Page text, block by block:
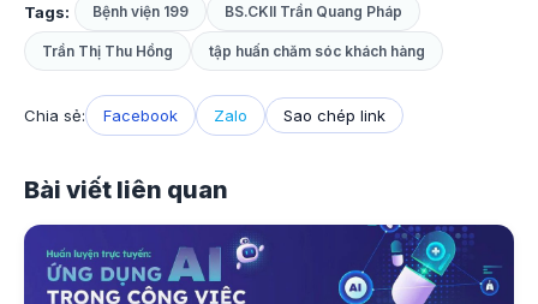
Tags: Bệnh viện 199 BS.CKII Trần Quang Pháp
Trần Thị Thu Hồng tập huấn chăm sóc khách hàng
Chia sẻ: Facebook Zalo Sao chép link
Bài viết liên quan